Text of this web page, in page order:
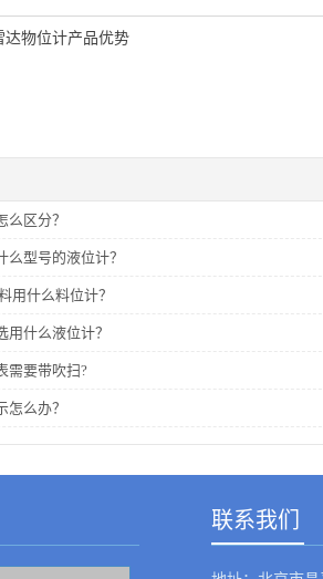
达物位计产品优势
么区分？
么型号的液位计？
用什么料位计？
用什么液位计？
需要带吹扫?
怎么办？
联系我们